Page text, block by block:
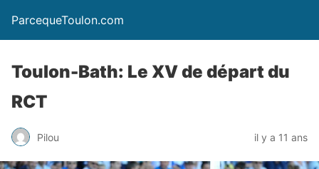
ParcequeToulon.com
Toulon-Bath: Le XV de départ du
RCT
Pilou il y a 11 ans